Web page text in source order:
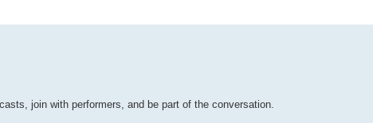
join with performers, and be part of the conversation.